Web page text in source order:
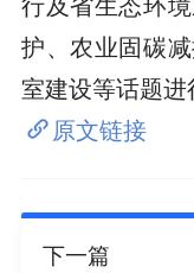
护、农业固碳
室建设等话题进
原文链接
下一篇